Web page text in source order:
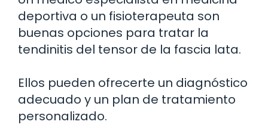
deportiva o un fisioterapeuta son
buenas opciones para tratar la
tendinitis del tensor de la fascia lata.
Ellos pueden ofrecerte un diagnóstico
adecuado y un plan de tratamiento
personalizado.